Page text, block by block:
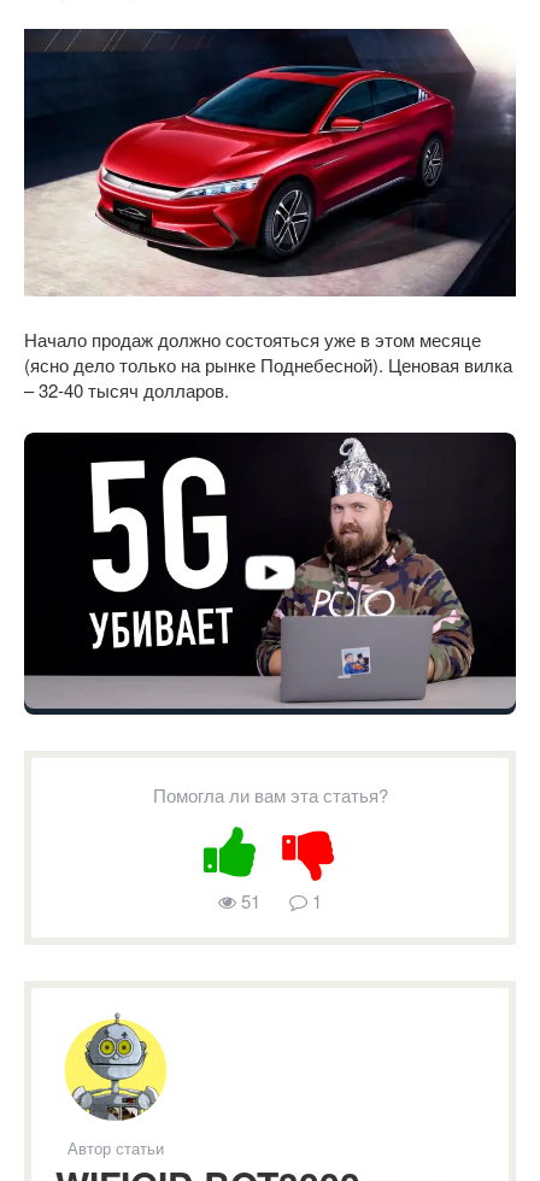
Начало продаж должно состояться уже в этом месяце
(ясно дело только на рынке Поднебесной). Ценовая вилка
– 32-40 тысяч долларов.
Помогла ли вам эта статья?
51 1
Автор статьи